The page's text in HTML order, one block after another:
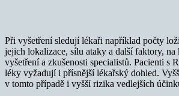
Při vyšetření sledují lékaři například počty
jejich lokalizace, sílu ataky a další faktory, na
vyšetření a zkušenosti specialistů. Pacienti s
léky vyžadují i přísnější lékařský dohled.
v tomto případě i vyšší rizika vedlejších